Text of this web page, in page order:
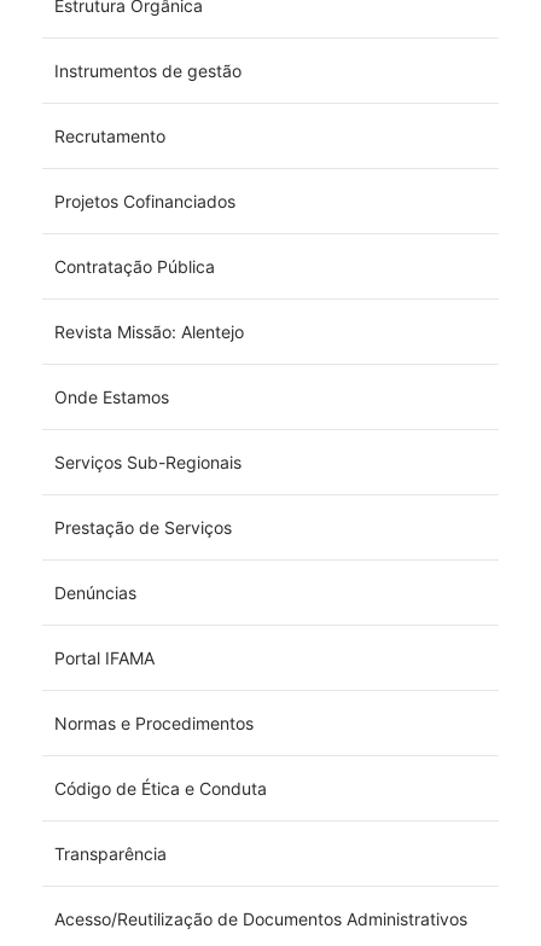
Estrutura Orgânica
Instrumentos de gestão
Recrutamento
Projetos Cofinanciados
Contratação Pública
Revista Missão: Alentejo
Onde Estamos
Serviços Sub-Regionais
Prestação de Serviços
Denúncias
Portal IFAMA
Normas e Procedimentos
Código de Ética e Conduta
Transparência
Acesso/Reutilização de Documentos Administrativos